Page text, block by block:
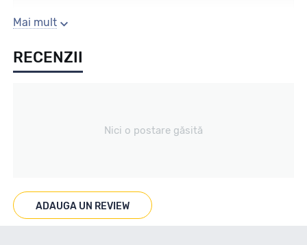
Sezon
Vara
Marcat M+S
Mai mult
RECENZII
Nici o postare găsită
ADAUGA UN REVIEW